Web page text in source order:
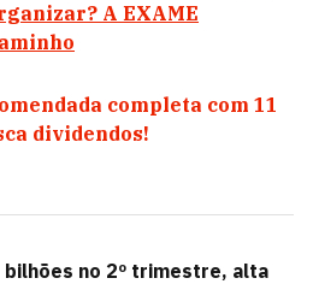
A EXAME
completa com 11
dividendos!
bilhões no 2º trimestre, alta